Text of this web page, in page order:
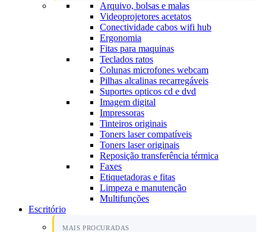
Arquivo, bolsas e malas
Videoprojetores acetatos
Conectividade cabos wifi hub
Ergonomia
Fitas para maquinas
Teclados ratos
Colunas microfones webcam
Pilhas alcalinas recarregáveis
Suportes opticos cd e dvd
Imagem digital
Impressoras
Tinteiros originais
Toners laser compatíveis
Toners laser originais
Reposição transferência térmica
Faxes
Etiquetadoras e fitas
Limpeza e manutenção
Multifunções
Escritório
MAIS PROCURADAS